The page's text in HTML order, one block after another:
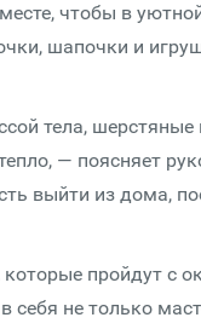
чтобы в
шапочки и
тела,
— поясняет
выйти из дома,
пройдут с
не только